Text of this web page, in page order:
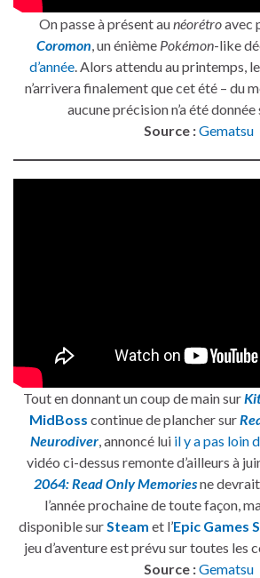
On passe à présent aunéorétroavec
Coromon , un énième Pokémon-like
d’année . Alors attendu au printemps,
n’arrivera finalement que cet été – du
aucune précision n’a été donnée
Source :Gematsu
Tout en donnant un coup de main sur
MidBoss continue de plancher sur
Neurodiver, annoncé lui il y a pas loin
vidéo ci-dessus remonte d’ailleurs à
2064: Read Only Memoriesne
l’année prochaine de toute façon,
disponible sur Steam et l’Epic Games
jeu d’aventure est prévu sur toutes les
Source :Gematsu